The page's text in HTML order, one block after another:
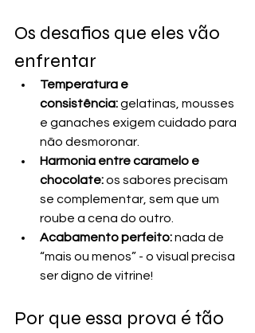
Os desafios que eles vão
enfrentar
Temperatura e
consistência: gelatinas, mousses
e ganaches exigem cuidado para
não desmoronar.
Harmonia entre caramelo e
chocolate: os sabores precisam
se complementar, sem que um
roube a cena do outro.
Acabamento perfeito: nada de
“mais ou menos” - o visual precisa
ser digno de vitrine!
Por que essa prova é tão